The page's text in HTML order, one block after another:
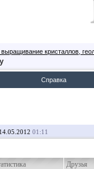
кристаллов,
Справка
14.05.2012 01:11
Друзья